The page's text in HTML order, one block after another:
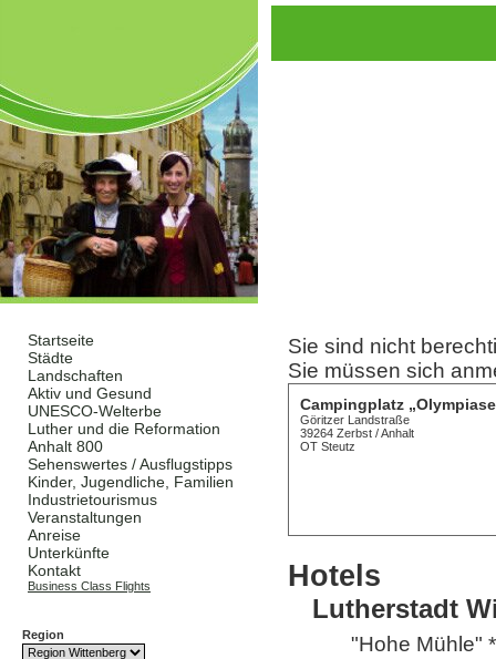
Startseite
Städte
Landschaften
Aktiv und Gesund
UNESCO-Welterbe
Luther und die Reformation
Anhalt 800
Sehenswertes / Ausflugstipps
Kinder, Jugendliche, Familien
Industrietourismus
Veranstaltungen
Anreise
Unterkünfte
Kontakt
Business Class Flights
Region
Sie sind nicht
Sie müssen sich
Campingplatz
Göritzer Landstraße
39264 Zerbst / Anhalt
OT Steutz
Hotels
Lutherstadt
"Hohe Mühle"